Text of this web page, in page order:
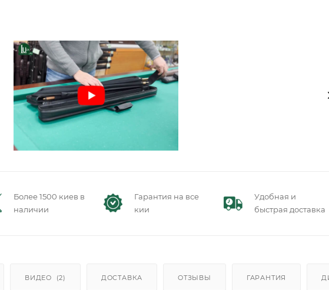
Более 1500 киев в
наличии
Гарантия на все
кии
Удобная и
быстрая доставка
ВИДЕО (2) ДОСТАВКА ОТЗЫВЫ ГАРАНТИЯ